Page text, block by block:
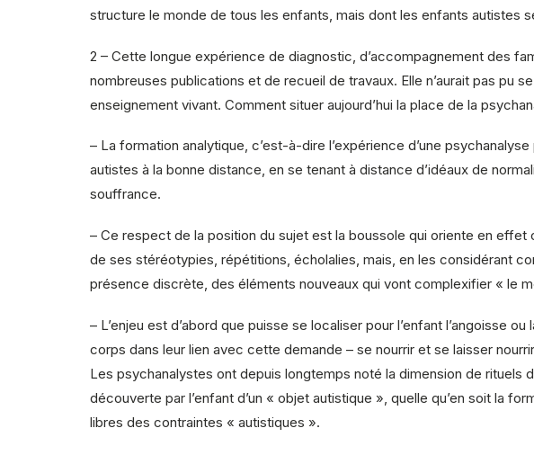
structure le monde de tous les enfants, mais dont les enfants autistes
2 – Cette longue expérience de diagnostic, d’accompagnement des
nombreuses publications et de recueil de travaux. Elle n’aurait pas pu
enseignement vivant. Comment situer aujourd’hui la place de la
– La formation analytique, c’est-à-dire l’expérience d’une
autistes à la bonne distance, en se tenant à distance d’idéaux de
souffrance.
– Ce respect de la position du sujet est la boussole qui oriente en effet
de ses stéréotypies, répétitions, écholalies, mais, en les considérant
présence discrète, des éléments nouveaux qui vont complexifier « le
– L’enjeu est d’abord que puisse se localiser pour l’enfant l’angoisse
corps dans leur lien avec cette demande – se nourrir et se laisser
Les psychanalystes ont depuis longtemps noté la dimension de rituels
découverte par l’enfant d’un « objet autistique », quelle qu’en soit la
libres des contraintes « autistiques ».